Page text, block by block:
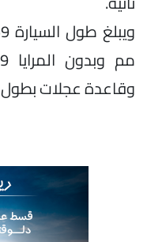
وقاعدة عجلات بطول 2901 مم مع عجلات 21 بوصة.